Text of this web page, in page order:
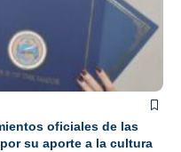
oficiales de las
su aporte a la cultura